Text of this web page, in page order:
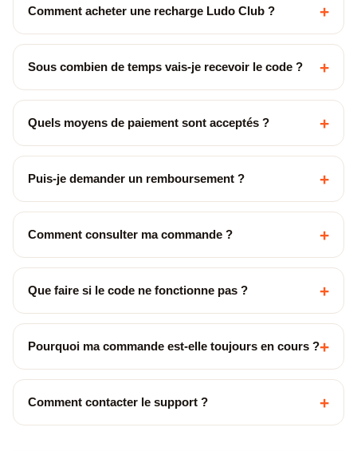
Comment acheter une recharge Ludo Club ? +
Sous combien de temps vais-je recevoir le code ? +
Quels moyens de paiement sont acceptés ? +
Puis-je demander un remboursement ? +
Comment consulter ma commande ? +
Que faire si le code ne fonctionne pas ? +
Pourquoi ma commande est-elle toujours en cours ?+
Comment contacter le support ? +